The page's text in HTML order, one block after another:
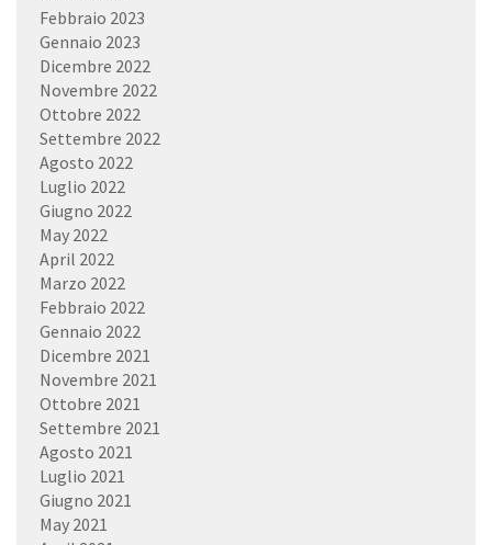
Febbraio 2023
Gennaio 2023
Dicembre 2022
Novembre 2022
Ottobre 2022
Settembre 2022
Agosto 2022
Luglio 2022
Giugno 2022
May 2022
April 2022
Marzo 2022
Febbraio 2022
Gennaio 2022
Dicembre 2021
Novembre 2021
Ottobre 2021
Settembre 2021
Agosto 2021
Luglio 2021
Giugno 2021
May 2021